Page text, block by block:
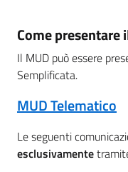
Come presentare
Il MUD può essere
Semplificata.
MUD Telematico
Le seguenti
esclusivamente